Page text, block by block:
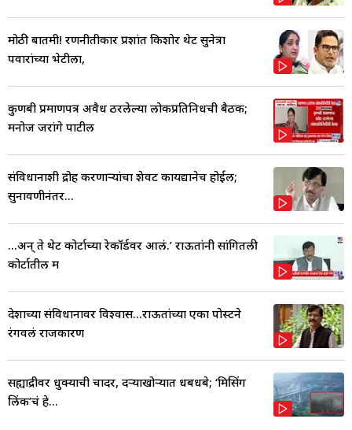
मोठी बातमी! रणनीतीकार प्रशांत किशोर थेट सुनेत्रा
पवारांच्या भेटीला,
कुणबी प्रमाणपत्र अवैध ठरलेल्या लोकप्रतिनिधींची बैठक;
मनोज जरांगे पाटील
संविधानाशी द्रोह करणाऱ्यांचा शेवट कायद्यानेच होईल;
सुनावणीनंतर...
...अन् ते थेट कोर्टाच्या रेकॉर्डवर आलं.’ राऊतांनी सांगितली
कोर्टातील म
देशाच्या संविधानावर विश्वास...राऊतांच्या एका पोस्टने
रंगवलं राजकारण
सह्याद्रीवर धुक्याची चादर, दऱ्याखोऱ्यात धबधबे; ‘मिसिंग
लिंक’चं हे...